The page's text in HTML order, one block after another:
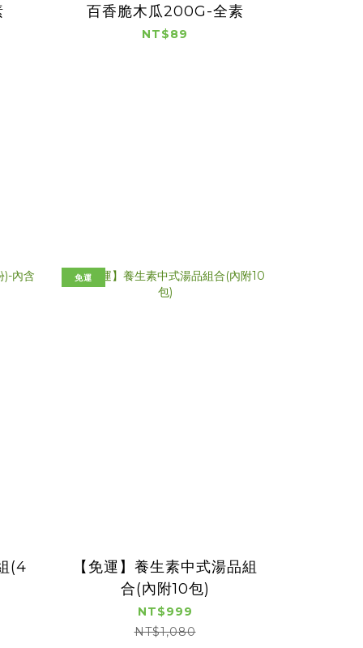
百香脆木瓜200G-全素
NT$89
(4
免運
【免運】養生素中式湯品組
合(內附10包)
NT$999
NT$1,080